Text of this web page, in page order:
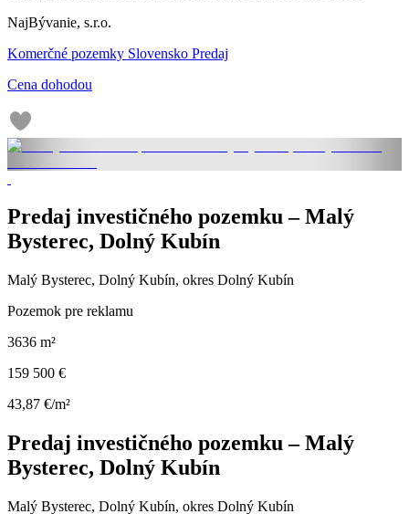
NajBývanie, s.r.o.
Komerčné pozemky Slovensko Predaj
Cena dohodou
Predaj investičného pozemku – Malý
Bysterec, Dolný Kubín
Malý Bysterec, Dolný Kubín, okres Dolný Kubín
Pozemok pre reklamu
3636 m²
159 500 €
43,87 €/m²
Predaj investičného pozemku – Malý
Bysterec, Dolný Kubín
Malý Bysterec, Dolný Kubín, okres Dolný Kubín